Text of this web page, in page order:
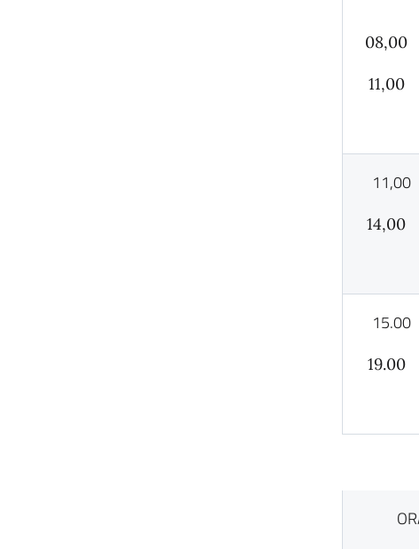
08,00
11,00
11,00
14,00
15.00
19.00